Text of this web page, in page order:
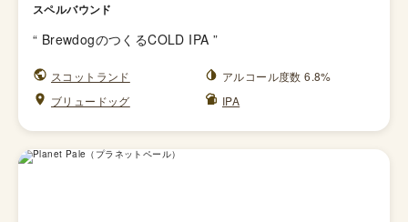
スペルバウンド
“ BrewdogのつくるCOLD IPA ”
スコットランド
アルコール度数 6.8%
ブリュードッグ
IPA